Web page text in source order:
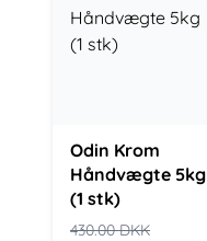
Odin Krom
Håndvægte 5kg
(1 stk)
430.00DKK